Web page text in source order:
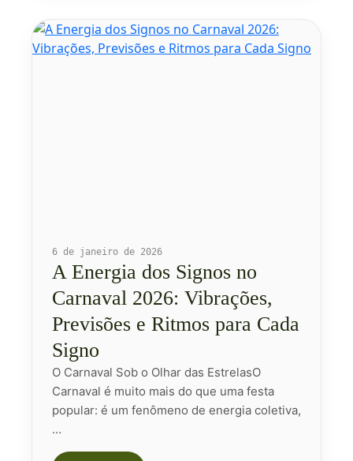
6 de janeiro de 2026
A Energia dos Signos no
Carnaval 2026: Vibrações,
Previsões e Ritmos para Cada
Signo
O Carnaval Sob o Olhar das EstrelasO
Carnaval é muito mais do que uma festa
popular: é um fenômeno de energia coletiva,
…